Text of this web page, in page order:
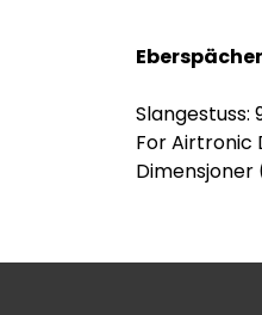
Slangestuss:
For Airtronic
Dimensjoner